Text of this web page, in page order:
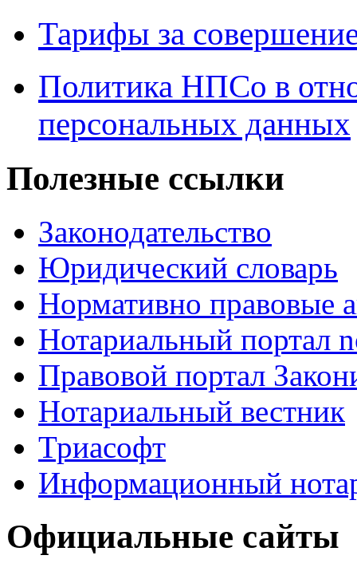
Тарифы за
Политика НПСо в
персональных данных
Полезные ссылки
Законодательство
Юридический словарь
Нормативно правовые
Нотариальный портал
Правовой портал
Нотариальный вестник
Триасофт
Информационный
Официальные сайты